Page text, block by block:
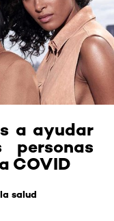
a ayudar
COVID
salud